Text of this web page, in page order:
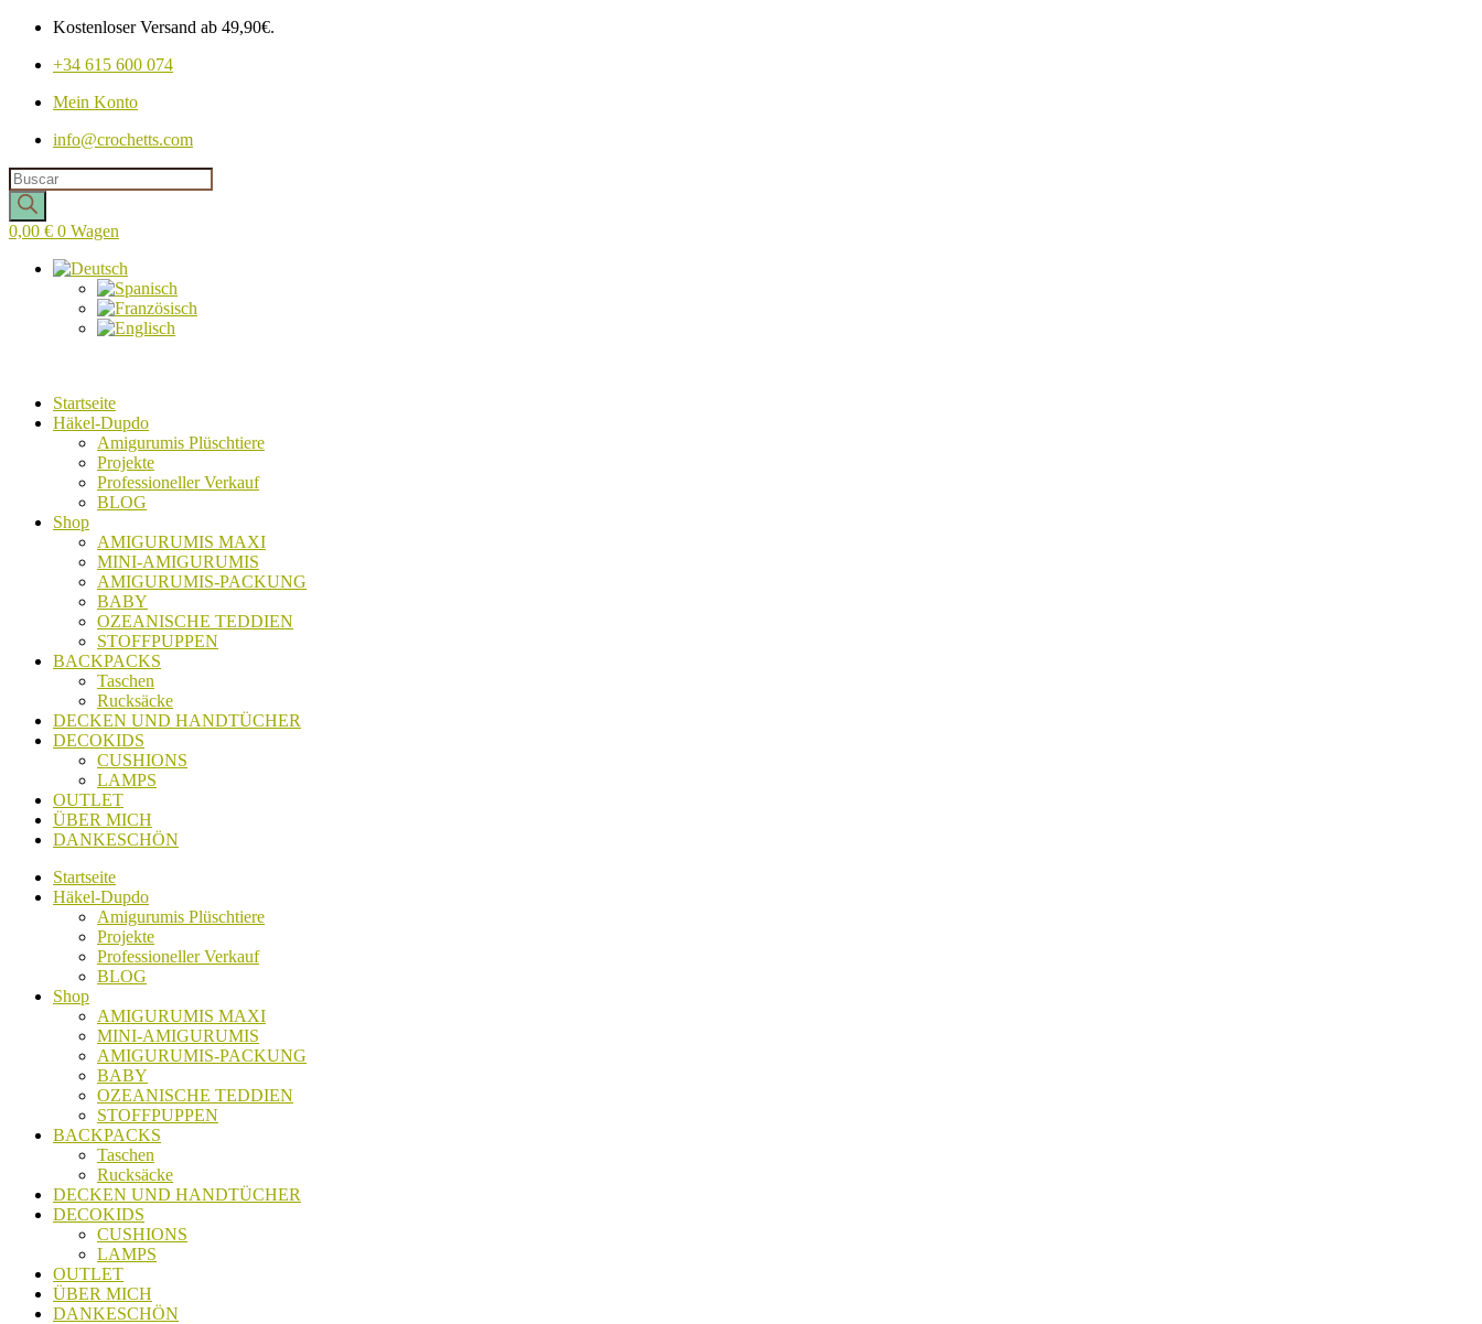
Kostenloser Versand ab 49,90€.
+34 615 600 074
Mein Konto
info@crochetts.com
Produkte
suchen
0,00 € 0 Wagen
Startseite
Häkel-Dupdo
Amigurumis Plüschtiere
Projekte
Professioneller Verkauf
BLOG
Shop
AMIGURUMIS MAXI
MINI-AMIGURUMIS
AMIGURUMIS-PACKUNG
BABY
OZEANISCHE TEDDIEN
STOFFPUPPEN
BACKPACKS
Taschen
Rucksäcke
DECKEN UND HANDTÜCHER
DECOKIDS
CUSHIONS
LAMPS
OUTLET
ÜBER MICH
DANKESCHÖN
Startseite
Häkel-Dupdo
Amigurumis Plüschtiere
Projekte
Professioneller Verkauf
BLOG
Shop
AMIGURUMIS MAXI
MINI-AMIGURUMIS
AMIGURUMIS-PACKUNG
BABY
OZEANISCHE TEDDIEN
STOFFPUPPEN
BACKPACKS
Taschen
Rucksäcke
DECKEN UND HANDTÜCHER
DECOKIDS
CUSHIONS
LAMPS
OUTLET
ÜBER MICH
DANKESCHÖN